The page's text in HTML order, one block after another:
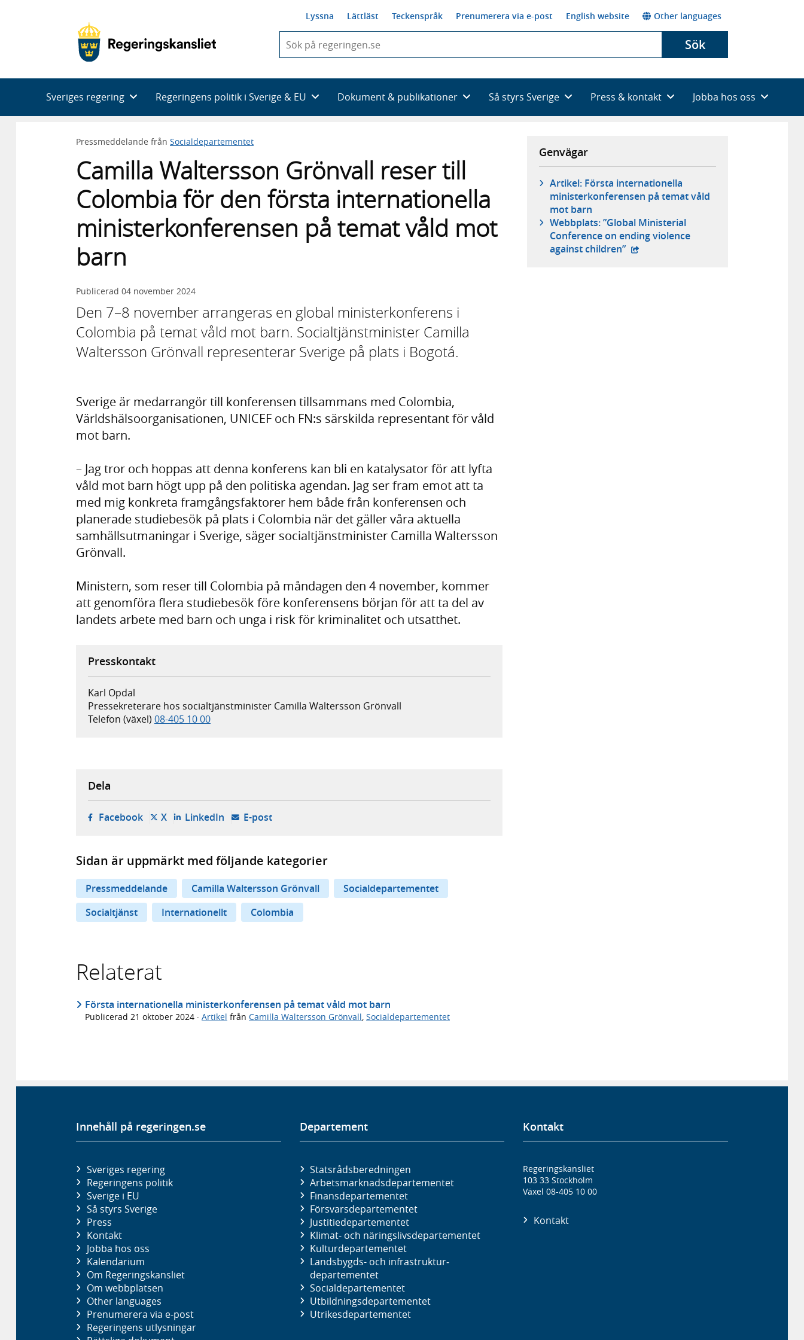
Lyssna Lättläst Teckenspråk Prenumerera via e-post English website Other languages
du
skriva
framträder
en
Sök
Sveriges regering Regeringens politik i Sverige & EU Dokument & publikationer Så styrs Sverige Press & kontakt Jobba hos oss
Pressmeddelande från Socialdepartementet
Camilla Waltersson Grönvall reser till
Colombia för den första internationella
ministerkonferensen på temat våld mot
barn
Publicerad 04 november 2024
Den 7–8 november arrangeras en global ministerkonferens i
Colombia på temat våld mot barn. Socialtjänstminister Camilla
Waltersson Grönvall representerar Sverige på plats i Bogotá.
Sverige är medarrangör till konferensen tillsammans med Colombia,
Världshälsoorganisationen, UNICEF och FN:s särskilda representant för våld
mot barn.
– Jag tror och hoppas att denna konferens kan bli en katalysator för att lyfta
våld mot barn högt upp på den politiska agendan. Jag ser fram emot att ta
med mig konkreta framgångsfaktorer hem både från konferensen och
planerade studiebesök på plats i Colombia när det gäller våra aktuella
samhällsutmaningar i Sverige, säger socialtjänstminister Camilla Waltersson
Grönvall.
Ministern, som reser till Colombia på måndagen den 4 november, kommer
att genomföra flera studiebesök före konferensens början för att ta del av
landets arbete med barn och unga i risk för kriminalitet och utsatthet.
Presskontakt
Karl Opdal
Pressekreterare hos socialtjänstminister Camilla Waltersson Grönvall
Telefon (växel) 08-405 10 00
Genvägar
Artikel: Första internationella
ministerkonferensen på temat våld
mot barn
Webbplats: ”Global Ministerial
Conference on ending violence
against children” - extern webbplats,
Dela
Facebook- öppnas i ny flik, extern webbplats,
X- öppnas i ny flik, extern webbplats,
LinkedIn- öppnas i ny flik, extern webbplats,
E-post- öppnar din e-postklient,
Sidan är uppmärkt med följande kategorier
Pressmeddelande Camilla Waltersson Grönvall
Socialdepartementet
Socialtjänst
Internationellt Colombia
Relaterat
Första internationella ministerkonferensen på temat våld mot barn
Publicerad 21 oktober 2024 · Artikel från Camilla Waltersson Grönvall Socialdepartementet
Innehåll på regeringen.se
Sveriges regering
Regeringens politik
Sverige i EU
Så styrs Sverige
Press
Kontakt
Jobba hos oss
Kalendarium
Om Regeringskansliet
Om webbplatsen
Other languages
Prenumerera via e-post
Regeringens utlysningar
Departement
Statsrådsberedningen
Arbetsmarknads­departementet
Finans­departementet
Försvars­departementet
Justitie­departementet
Klimat- och näringslivs­departementet
Kultur­departementet
Landsbygds- och infrastruktur­
departementet
Social­departementet
Utbildnings­departementet
Utrikes­departementet
Kontakt
Regeringskansliet
103 33 Stockholm
Växel 08-405 10 00
Kontakt